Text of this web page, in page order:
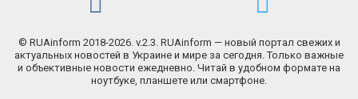
© RUAinform 2018-2026. v.2.3. RUAinform — новый портал свежих и
актуальных новостей в Украине и мире за сегодня. Только важные
и объективные новости ежедневно. Читай в удобном формате на
ноутбуке, планшете или смартфоне.